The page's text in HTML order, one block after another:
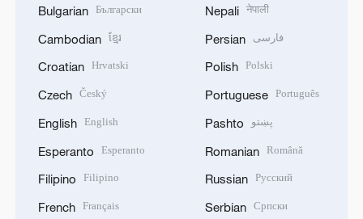
Bulgarian Български
Cambodian ខ្មែរ
Croatian Hrvatski
Czech Český
English English
Esperanto Esperanto
Filipino Filipino
French Français
Nepali नेपाली
Persian فارسی
Polish Polski
Portuguese Português
Pashto پښتو
Romanian Română
Russian Русский
Serbian Српски